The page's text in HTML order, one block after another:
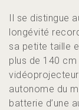
Il se distingue
longévité
sa petite taille
plus de 140 cm
autonome du
batterie d’une